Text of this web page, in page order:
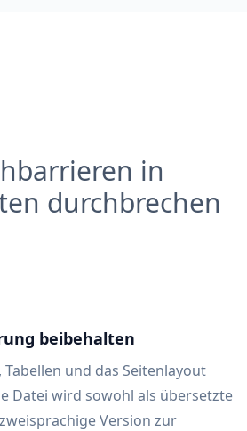
in
durchbrechen
beibehalten
und das Seitenlayout
Datei wird sowohl als übersetzte
Version zur